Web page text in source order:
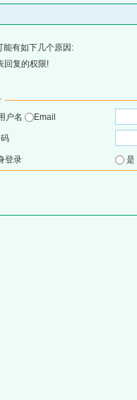
能有如下几个原因:
回复的权限!
户名
Email
登录